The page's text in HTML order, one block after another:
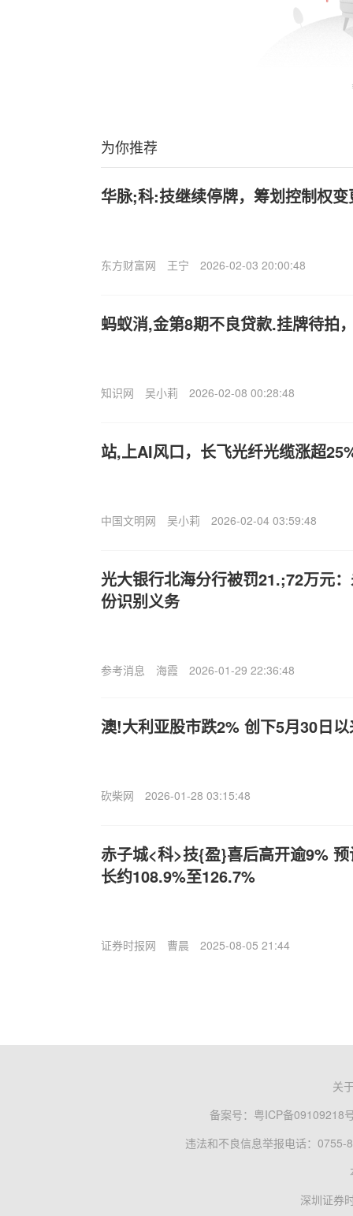
为你推荐
华脉;科:技继续停牌，筹划控制权变
东方财富网 王宁 2026-02-03 20:00:48
蚂蚁消,金第8期不良贷款.挂牌待拍
知识网 吴小莉 2026-02-08 00:28:48
站,上AI风口，长飞光纤光缆涨超
中国文明网 吴小莉 2026-02-04 03:59:48
光大银行北海分行被罚21.;72万元
份识别义务
参考消息 海霞 2026-01-29 22:36:48
澳!大利亚股市跌2% 创下5月30日
砍柴网 2026-01-28 03:15:48
赤子城<科>技{盈}喜后高开逾9%
长约108.9%至126.7%
证券时报网 曹晨 2025-08-05 21:44
关
备案号： 粤ICP备09109218
违法和不良信息举报电话：0755-
深圳证券